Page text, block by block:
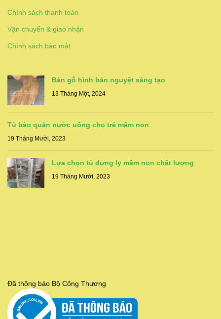
Chính sách thanh toán
Vận chuyển & giao nhận
Chính sách bảo mật
Bàn gỗ hình bán nguyệt sáng tạo
13 Tháng Một, 2024
Tủ bảo quản nước uống cho trẻ mầm non
19 Tháng Mười, 2023
Lựa chọn tủ đựng ly mầm non chất lượng
19 Tháng Mười, 2023
Đã thông báo Bộ Công Thương